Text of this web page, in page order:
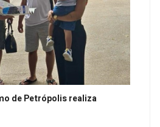
de Petrópolis realiza